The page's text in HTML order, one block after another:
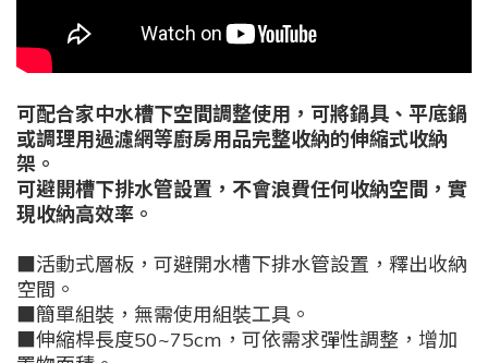
可配合家中水槽下空間調整使用，可將鍋具、平底鍋
或調理用過濾網等廚房用品完整收納的伸縮式收納
架。
可避開槽下排水管設置，不會浪費任何收納空間，實
現收納高效率。
■活動式層板，可避開水槽下排水管設置，釋出收納
空間。
■簡單組裝，無需使用組裝工具。
■伸縮桿長度50~75cm，可依需求彈性調整，增加